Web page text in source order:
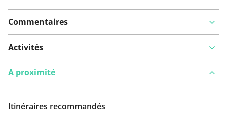
Commentaires
Activités
A proximité
Itinéraires recommandés